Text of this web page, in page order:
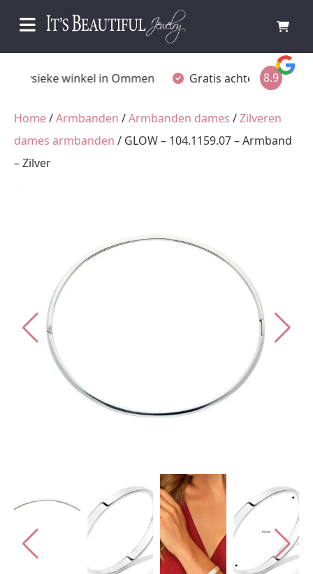
Fysieke winkel in Ommen Gratis achteraf betalen
8.9
Home/Armbanden /Armbanden dames /Zilveren
dames armbanden / GLOW – 104.1159.07 – Armband
– Zilver